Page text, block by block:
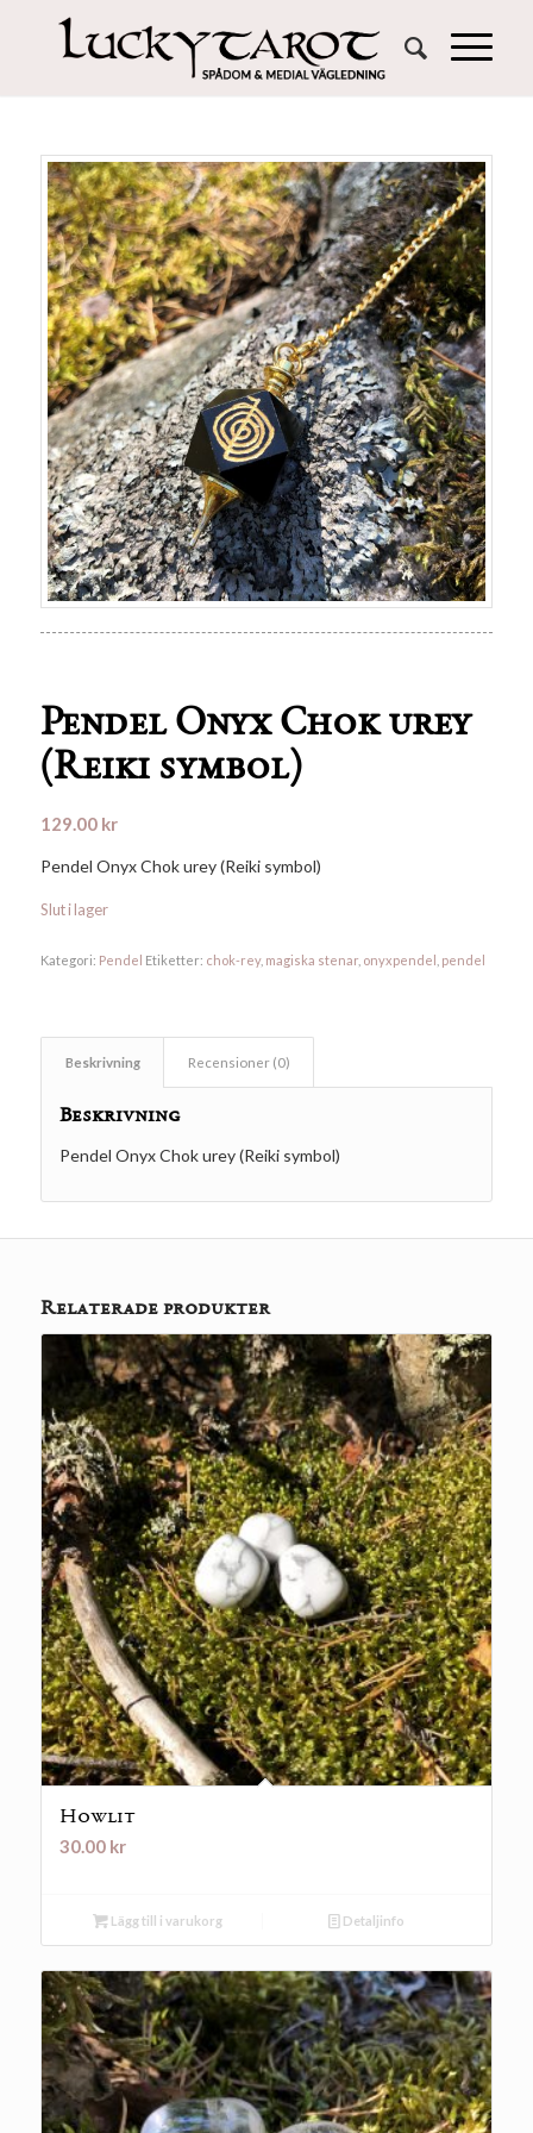
Pendel Onyx Chok urey
(Reiki symbol)
129.00 kr
Pendel Onyx Chok urey (Reiki symbol)
Slut i lager
Kategori: Pendel Etiketter: chok-rey, magiska stenar, onyxpendel pendel
Beskrivning Recensioner (0)
Beskrivning
Pendel Onyx Chok urey (Reiki symbol)
Relaterade produkter
Howlit
30.00 kr
Lägg till i varukorg Detaljinfo